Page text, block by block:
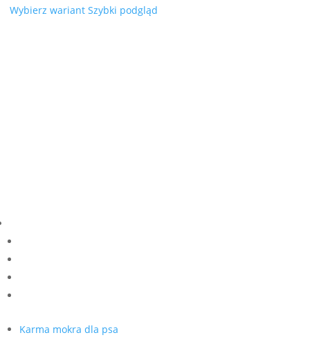
cen:
Wybierz wariant Szybki podgląd
Karma mokra dla psa